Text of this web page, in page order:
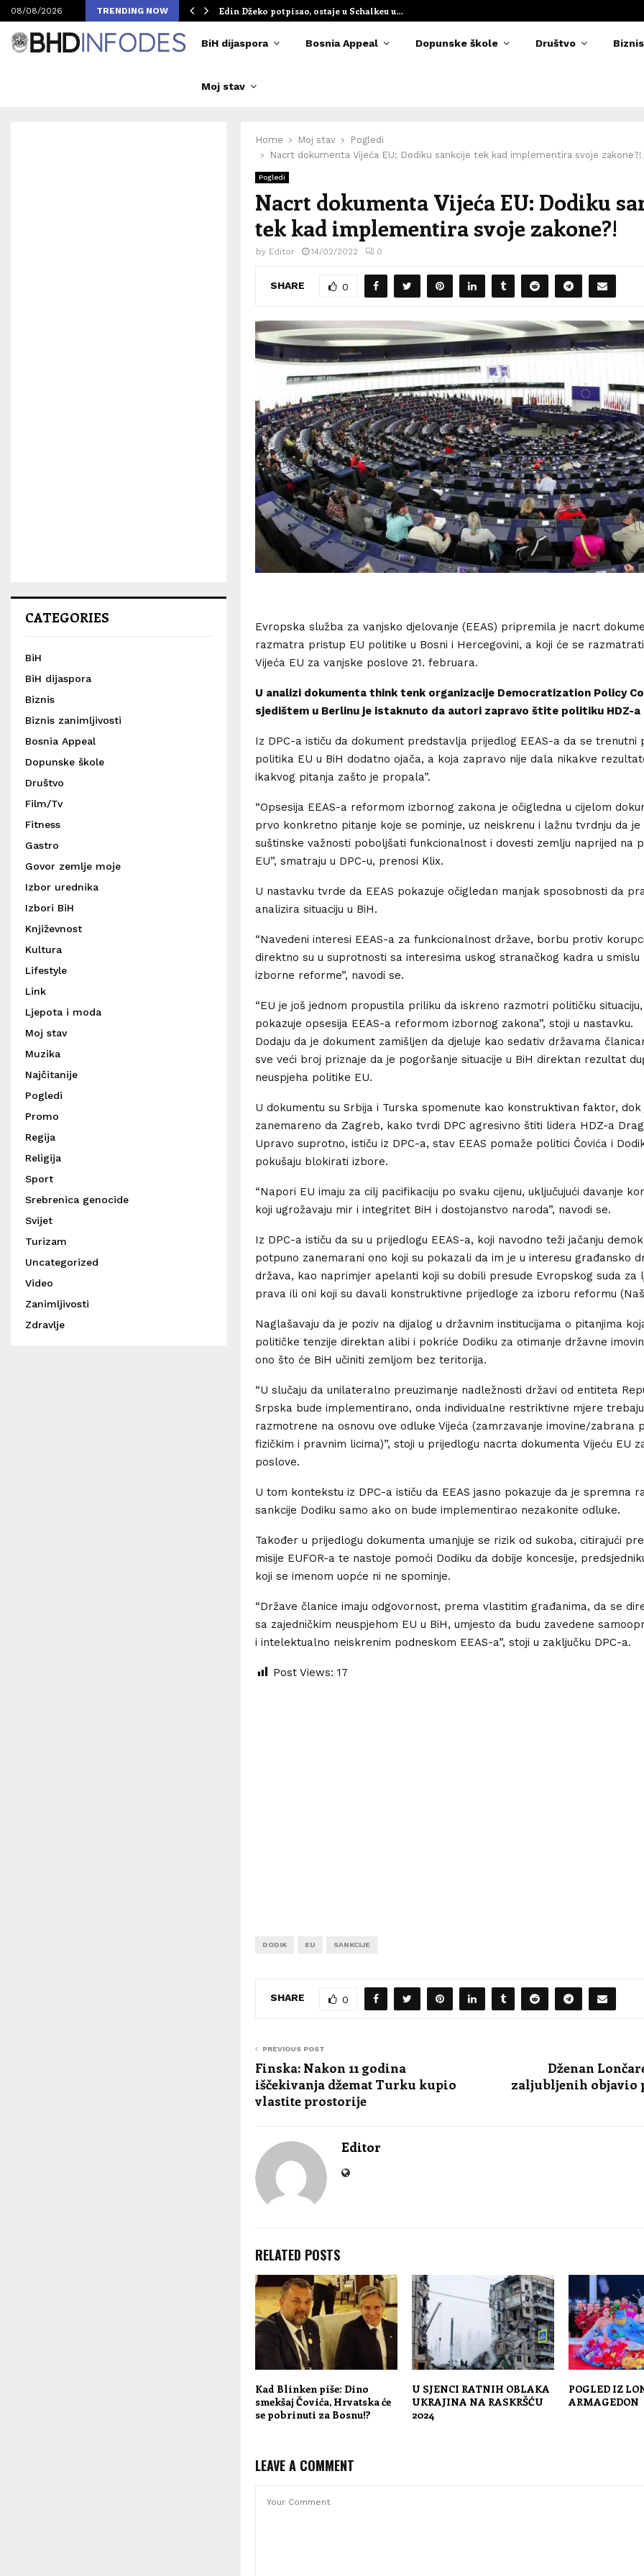
08/08/2026 TRENDING NOW
Merlinovih koncerata Edin Džeko potpisao, ostaje u Schalkeu u…
BiH dijaspora Bosnia Appeal Dopunske škole Društvo Biznis
Moj stav
Home Moj stav
Pogledi
Nacrt dokumenta Vijeća EU: Dodiku sankcije tek kad implementira svoje zakone?!
Pogledi
Nacrt dokumenta Vijeća EU: Dodiku
tek kad implementira svoje zakone?!
by Editor 14/02/2022 0
SHARE 0
Evropska služba za vanjsko djelovanje (EEAS) pripremila je nacrt
razmatra pristup EU politike u Bosni i Hercegovini, a koji će se
Vijeća EU za vanjske poslove 21. februara.
U analizi dokumenta think tenk organizacije Democratization Policy
sjedištem u Berlinu je istaknuto da autori zapravo štite politiku HDZ-a
Iz DPC-a ističu da dokument predstavlja prijedlog EEAS-a da se trenutni
politika EU u BiH dodatno ojača, a koja zapravo nije dala nikakve
ikakvog pitanja zašto je propala”.
“Opsesija EEAS-a reformom izbornog zakona je očigledna u cijelom
prvo konkretno pitanje koje se pominje, uz neiskrenu i lažnu tvrdnju da je
suštinske važnosti poboljšati funkcionalnost i dovesti zemlju naprijed na
EU”, smatraju u DPC-u, prenosi Klix.
U nastavku tvrde da EEAS pokazuje očigledan manjak sposobnosti da
analizira situaciju u BiH.
“Navedeni interesi EEAS-a za funkcionalnost države, borbu protiv
direktno su u suprotnosti sa interesima uskog stranačkog kadra u smislu
izborne reforme”, navodi se.
“EU je još jednom propustila priliku da iskreno razmotri političku
pokazuje opsesija EEAS-a reformom izbornog zakona”, stoji u nastavku.
Dodaju da je dokument zamišljen da djeluje kao sedativ državama
sve veći broj priznaje da je pogoršanje situacije u BiH direktan rezultat
neuspjeha politike EU.
U dokumentu su Srbija i Turska spomenute kao konstruktivan faktor, dok
zanemareno da Zagreb, kako tvrdi DPC agresivno štiti lidera HDZ-a
Upravo suprotno, ističu iz DPC-a, stav EEAS pomaže politici Čovića i
pokušaju blokirati izbore.
“Napori EU imaju za cilj pacifikaciju po svaku cijenu, uključujući davanje
koji ugrožavaju mir i integritet BiH i dostojanstvo naroda”, navodi se.
Iz DPC-a ističu da su u prijedlogu EEAS-a, koji navodno teži jačanju
potpuno zanemarani ono koji su pokazali da im je u interesu građansko
država, kao naprimjer apelanti koji su dobili presude Evropskog suda za
prava ili oni koji su davali konstruktivne prijedloge za izboru reformu
Naglašavaju da je poziv na dijalog u državnim institucijama o pitanjima
političke tenzije direktan alibi i pokriće Dodiku za otimanje državne
ono što će BiH učiniti zemljom bez teritorija.
“U slučaju da unilateralno preuzimanje nadležnosti državi od entiteta
Srpska bude implementirano, onda individualne restriktivne mjere
razmotrene na osnovu ove odluke Vijeća (zamrzavanje imovine/zabrana
fizičkim i pravnim licima)”, stoji u prijedlogu nacrta dokumenta Vijeću EU
poslove.
U tom kontekstu iz DPC-a ističu da EEAS jasno pokazuje da je spremna
sankcije Dodiku samo ako on bude implementirao nezakonite odluke.
Također u prijedlogu dokumenta umanjuje se rizik od sukoba, citirajući
misije EUFOR-a te nastoje pomoći Dodiku da dobije koncesije,
koji se imenom uopće ni ne spominje.
“Države članice imaju odgovornost, prema vlastitim građanima, da se
sa zajedničkim neuspjehom EU u BiH, umjesto da budu zavedene
i intelektualno neiskrenim podneskom EEAS-a”, stoji u zaključku DPC-a.
Post Views: 17
DODIK EU SANKCIJE
SHARE 0
PREVIOUS POST
Finska: Nakon 11 godina
iščekivanja džemat Turku kupio
vlastite prostorije
Dženan
zaljubljenih objavio
Editor
RELATED POSTS
Kad Blinken piše: Dino
smekšaj Čovića, Hrvatska će
se pobrinuti za Bosnu!?
U SJENCI RATNIH OBLAKA
UKRAJINA NA RASKRŠĆU
2024
POGLED IZ
ARMAGEDON
LEAVE A COMMENT
CATEGORIES
BiH
BiH dijaspora
Biznis
Biznis zanimljivosti
Bosnia Appeal
Dopunske škole
Društvo
Film/Tv
Fitness
Gastro
Govor zemlje moje
Izbor urednika
Izbori BiH
Književnost
Kultura
Lifestyle
Link
Ljepota i moda
Moj stav
Muzika
Najčitanije
Pogledi
Promo
Regija
Religija
Sport
Srebrenica genocide
Svijet
Turizam
Uncategorized
Video
Zanimljivosti
Zdravlje